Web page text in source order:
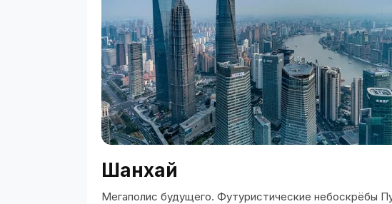
Шанхай
Мегаполис будущего. Футуристические небоскрёбы